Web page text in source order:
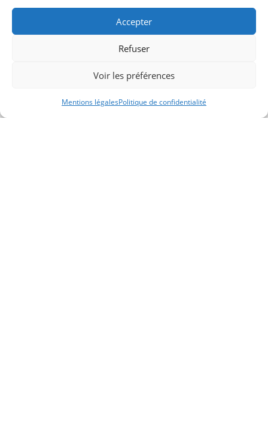
Accepter
Refuser
Voir les préférences
Mentions légalesPolitique de confidentialité